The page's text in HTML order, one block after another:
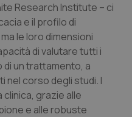
Testa Collo
Research Institute – ci
e il profilo di
le loro dimensioni
di valutare tutti i
un trattamento, a
nel corso degli studi. I
clinica, grazie alle
e alle robuste